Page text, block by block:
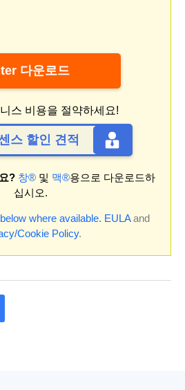
다운로드
스 비용을 절약하세요!
스 할인 견적
? 창® 및 맥®용으로 다운로드하
십시오.
where available. EULAand
Cookie Policy.